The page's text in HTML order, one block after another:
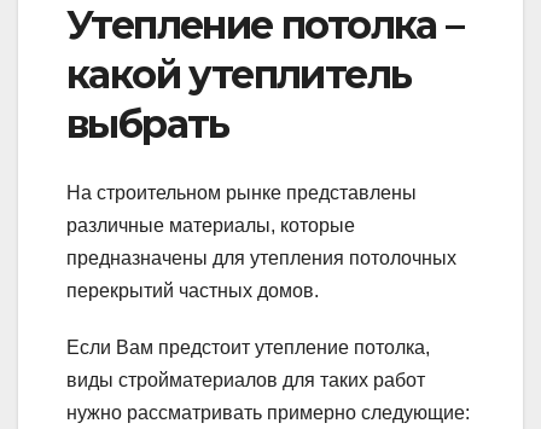
Утепление потолка –
какой утеплитель
выбрать
На строительном рынке представлены
различные материалы, которые
предназначены для утепления потолочных
перекрытий частных домов.
Если Вам предстоит утепление потолка,
виды стройматериалов для таких работ
нужно рассматривать примерно следующие: